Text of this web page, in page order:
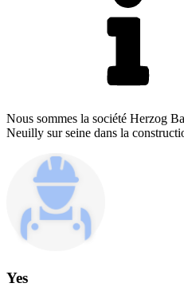
Nous sommes la société Herzog
Neuilly sur seine dans la
Yes